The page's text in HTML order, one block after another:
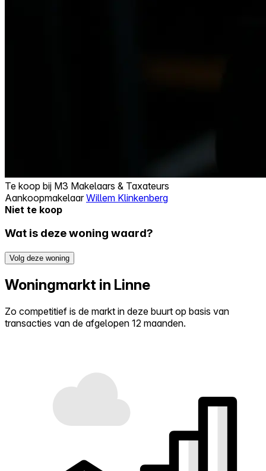
Te koop bij M3 Makelaars & Taxateurs
AankoopmakelaarWillem Klinkenberg
Niet te koop
Wat is deze woning waard?
Volg deze woning
Woningmarkt in Linne
Zo competitief is de markt in deze buurt op basis van
transacties van de afgelopen 12 maanden.